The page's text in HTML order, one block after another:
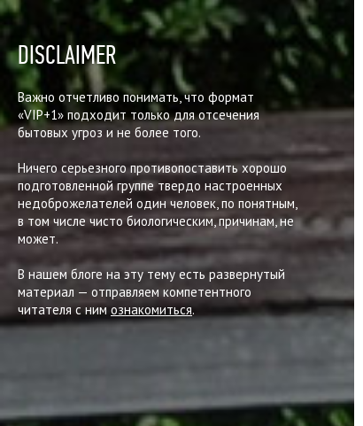
DISCLAIMER
Важно отчетливо понимать, что формат
«VIP+1» подходит толькодля отсечения
бытовых угроз и не более того.
Ничего серьезного противопоставить хорошо
подготовленнойгруппе твердо настроенных
недоброжелателей один человек,по понятным,
в том числе чисто биологическим, причинам, не
может.
В нашем блоге на эту тему есть развернутый
материал — отправляем компетентного
читателя с нимознакомиться.